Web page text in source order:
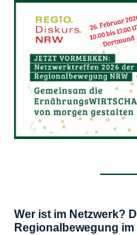
Wer ist im Netzwerk?
Regionalbewegung